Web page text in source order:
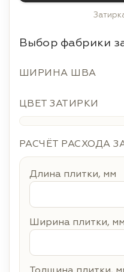
Выбор фабрики
ШИРИНА ШВА
ЦВЕТ ЗАТИРКИ
РАСЧЁТ РАСХОДА
Длина плитки, мм
Ширина плитки, мм